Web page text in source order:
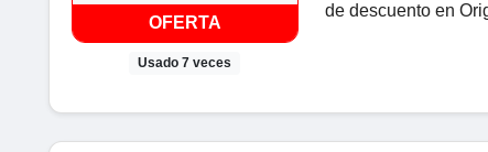
OFERTA
Usado 7 veces
de descuento en